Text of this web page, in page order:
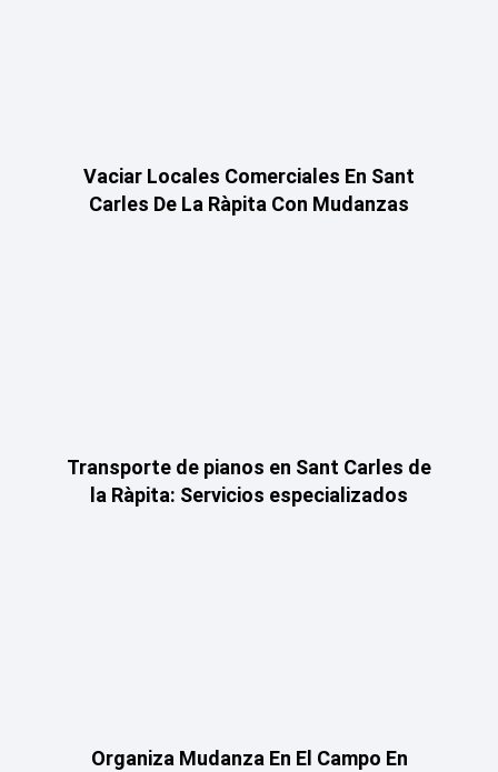
Vaciar Locales Comerciales En Sant
Carles De La Ràpita Con Mudanzas
Transporte de pianos en Sant Carles de
la Ràpita: Servicios especializados
Organiza Mudanza En El Campo En